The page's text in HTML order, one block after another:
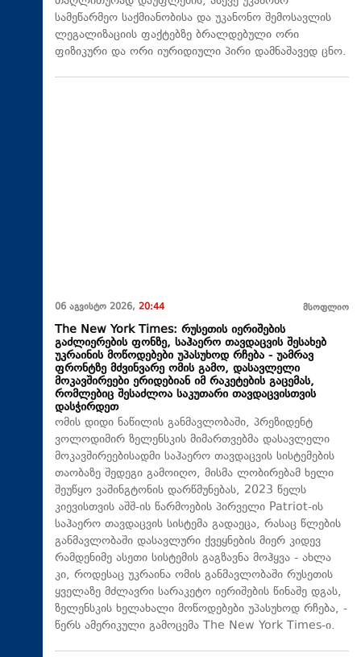
სამეწარმეო საქმიანობისა და უკანონო შემოსავლის
ლეგალიზაციის ფაქტებზე ბრალდებული ორი
ფიზიკური და ორი იურიდიული პირი დამნაშავედ ცნო.
06 აგვისტო 2026, 20:44 მსოფლიო
The New York Times: რუსეთის იერიშების
გაძლიერების ფონზე, საჰაერო თავდაცვის შესახებ
უკრაინის მოწოდებები უპასუხოდ რჩება - უამრავ
ფრონტზე მძვინვარე ომის გამო, დასავლელი
მოკავშირეები ერიდებიან იმ რაკეტების გაცემას,
რომლებიც შესაძლოა საკუთარი თავდაცვისთვის
დასჭირდეთ
ომის დიდი ნაწილის განმავლობაში, პრეზიდენტ
ვოლოდიმირ ზელენსკის მიმართვებმა დასავლელი
მოკავშირეებისადმი საჰაერო თავდაცვის სისტემების
თაობაზე შედეგი გამოიღო, მისმა ლობირებამ ხელი
შეუწყო ვაშინგტონის დარწმუნებას, 2023 წელს
კიევისთვის აშშ-ის წარმოების პირველი Patriot-ის
საჰაერო თავდაცვის სისტემა გადაეცა, რასაც წლების
განმავლობაში დასავლური ქვეყნების მიერ კიდევ
რამდენიმე ასეთი სისტემის გაგზავნა მოჰყვა - ახლა
კი, როდესაც უკრაინა ომის განმავლობაში რუსეთის
ყველაზე მძლავრი სარაკეტო იერიშების წინაშე დგას,
ზელენსკის ხელახალი მოწოდებები უპასუხოდ რჩება, -
წერს ამერიკული გამოცემა The New York Times-ი.